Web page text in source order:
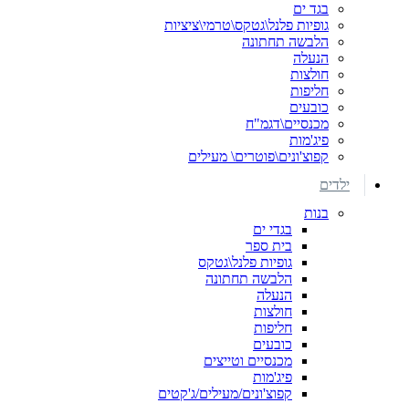
בגד ים
גופיות פלנל\גטקס\טרמי\ציציות
הלבשה תחתונה
הנעלה
חולצות
חליפות
כובעים
מכנסיים\דגמ"ח
פיג'מות
קפוצ'ונים\פוטרים\ מעילים
ילדים
בנות
בגדי ים
בית ספר
גופיות פלנל\גטקס
הלבשה תחתונה
הנעלה
חולצות
חליפות
כובעים
מכנסיים וטייצים
פיג'מות
קפוצ'ונים/מעילים/ג'קטים